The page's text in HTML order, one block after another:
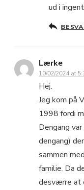
ud i
Lærke
10/02/2024 at
Hej.
Jeg kom på
1998 fordi
Dengang
dengang)
sammen
familie. Da
desværre at